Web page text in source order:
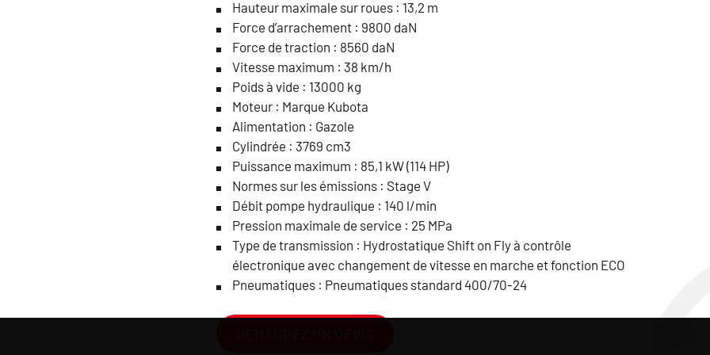
Hauteur maximale sur roues : 13,2 m
Force d’arrachement : 9800 daN
Force de traction : 8560 daN
Vitesse maximum : 38 km/h
Poids à vide : 13000 kg
Moteur : Marque Kubota
Alimentation : Gazole
Cylindrée : 3769 cm3
Puissance maximum : 85,1 kW (114 HP)
Normes sur les émissions : Stage V
Débit pompe hydraulique : 140 l/min
Pression maximale de service : 25 MPa
Type de transmission : Hydrostatique Shift on Fly à contrôle
électronique avec changement de vitesse en marche et fonction ECO
Pneumatiques : Pneumatiques standard 400/70-24